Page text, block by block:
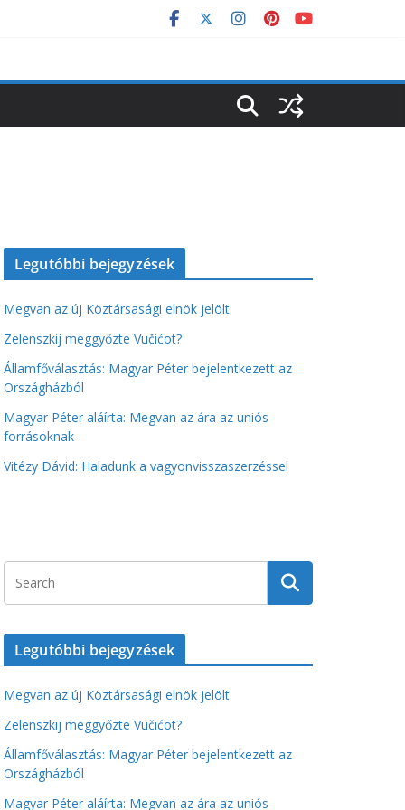
Legutóbbi bejegyzések
Megvan az új Köztársasági elnök jelölt
Zelenszkij meggyőzte Vučićot?
Államfőválasztás: Magyar Péter bejelentkezett az
Országházból
Magyar Péter aláírta: Megvan az ára az uniós
forrásoknak
Vitézy Dávid: Haladunk a vagyonvisszaszerzéssel
Legutóbbi bejegyzések
Megvan az új Köztársasági elnök jelölt
Zelenszkij meggyőzte Vučićot?
Államfőválasztás: Magyar Péter bejelentkezett az
Országházból
Magyar Péter aláírta: Megvan az ára az uniós